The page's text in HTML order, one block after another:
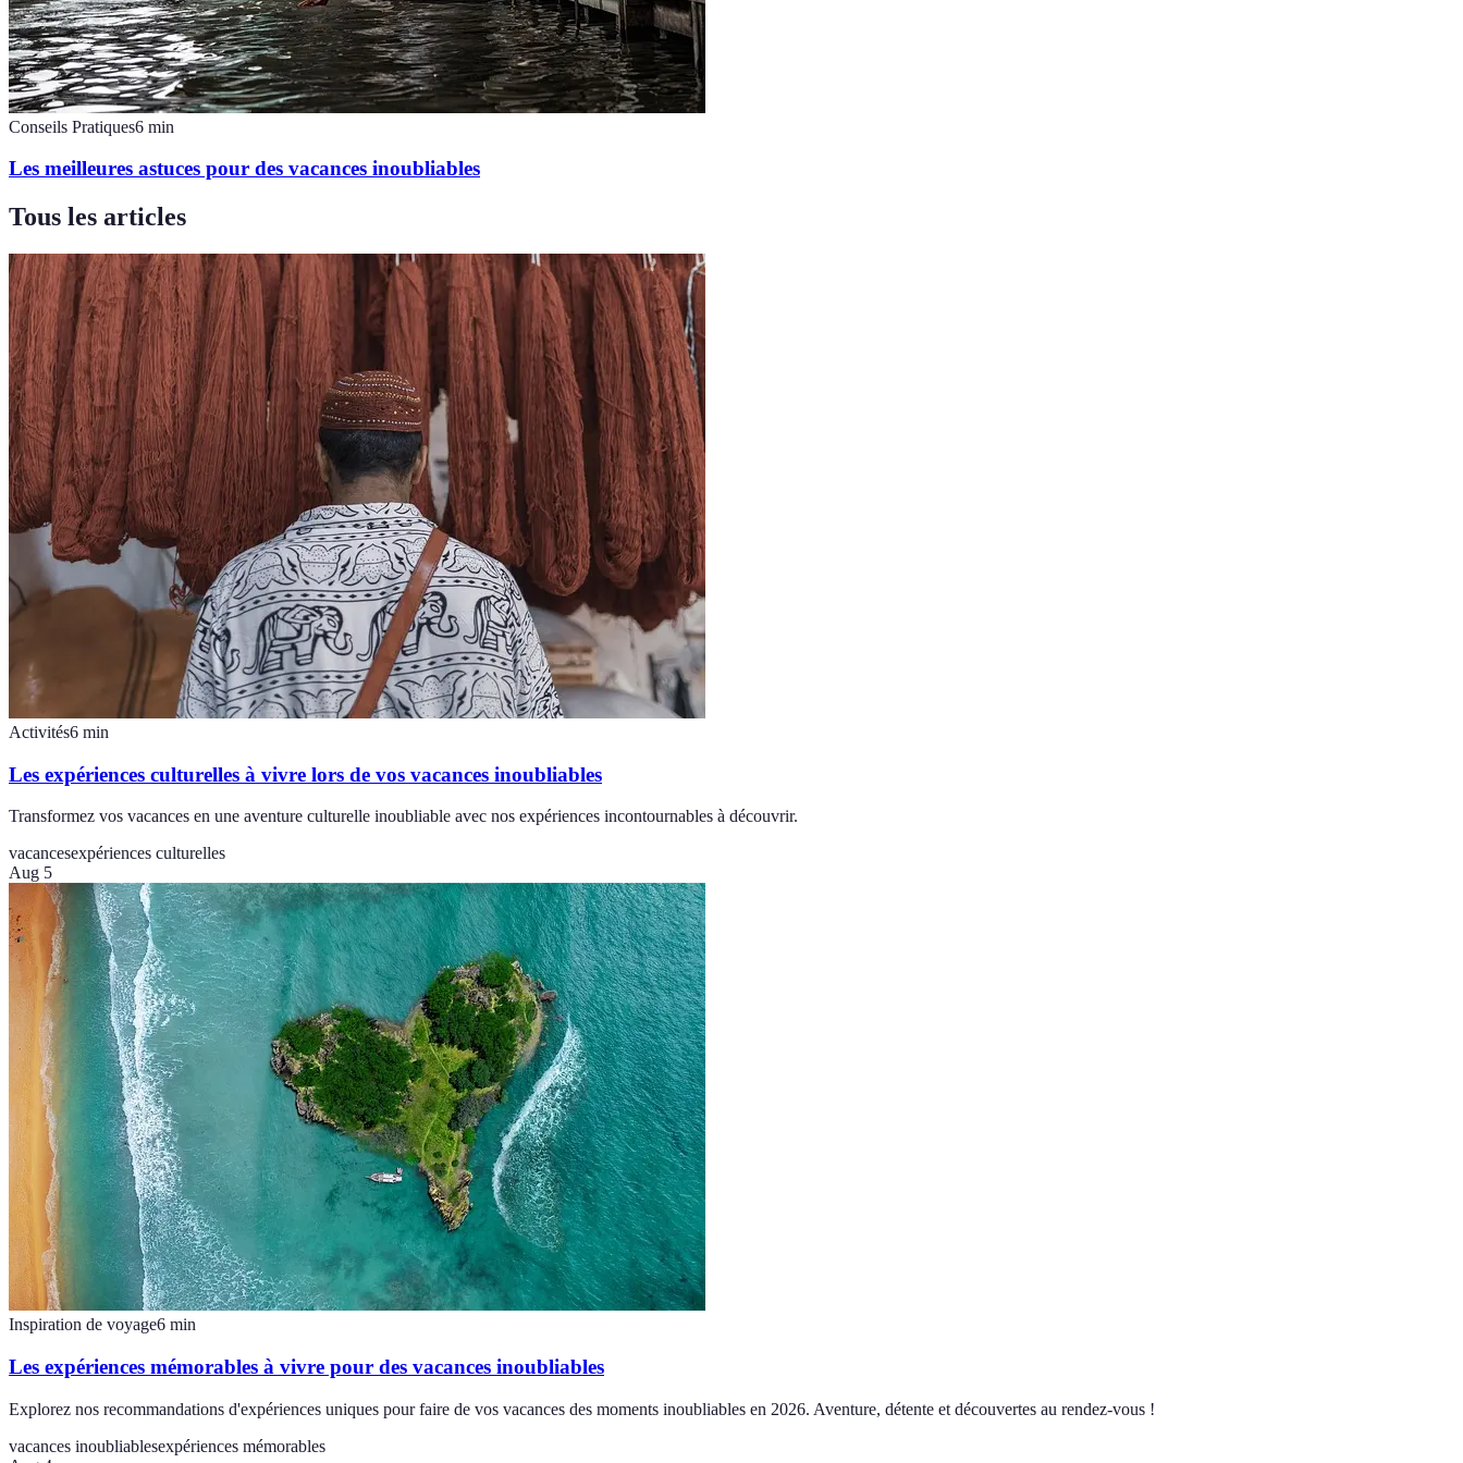
Conseils Pratiques6 min
Les meilleures astuces pour des vacances inoubliables
Tous les articles
Activités6 min
Les expériences culturelles à vivre lors de vos vacances inoubliables
Transformez vos vacances en une aventure culturelle inoubliable avec nos expériences incontournables à découvrir.
vacancesexpériences culturelles
Aug 5
Inspiration de voyage6 min
Les expériences mémorables à vivre pour des vacances inoubliables
Explorez nos recommandations d'expériences uniques pour faire de vos vacances des moments inoubliables en 2026. Aventure, détente et découvertes au rendez-vous !
vacances inoubliablesexpériences mémorables